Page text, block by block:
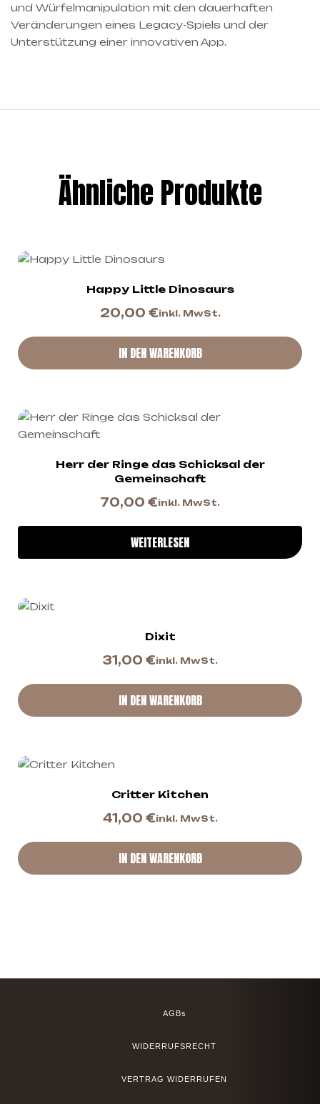
und Würfelmanipulation mit den dauerhaften
Veränderungen eines Legacy-Spiels und der
Unterstützung einer innovativen App.
Ähnliche Produkte
Happy Little Dinosaurs
20,00 €inkl. MwSt.
IN DEN WARENKORB
Herr der Ringe das Schicksal der
Gemeinschaft
70,00 €inkl. MwSt.
WEITERLESEN
Dixit
31,00 €inkl. MwSt.
IN DEN WARENKORB
Critter Kitchen
41,00 €inkl. MwSt.
IN DEN WARENKORB
AGBs
WIDERRUFSRECHT
VERTRAG WIDERRUFEN